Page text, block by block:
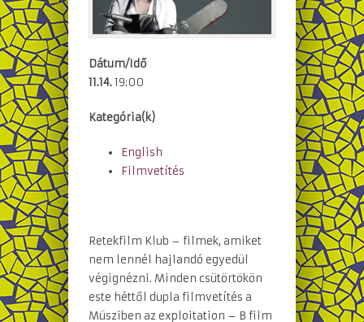
Dátum/Idő
11.14.19:00
Kategória(k)
English
Filmvetítés
Retekfilm Klub – filmek, amiket
nem lennél hajlandó egyedül
végignézni. Minden csütörtökön
este héttől dupla filmvetítés a
Müsziben az exploitation – B film